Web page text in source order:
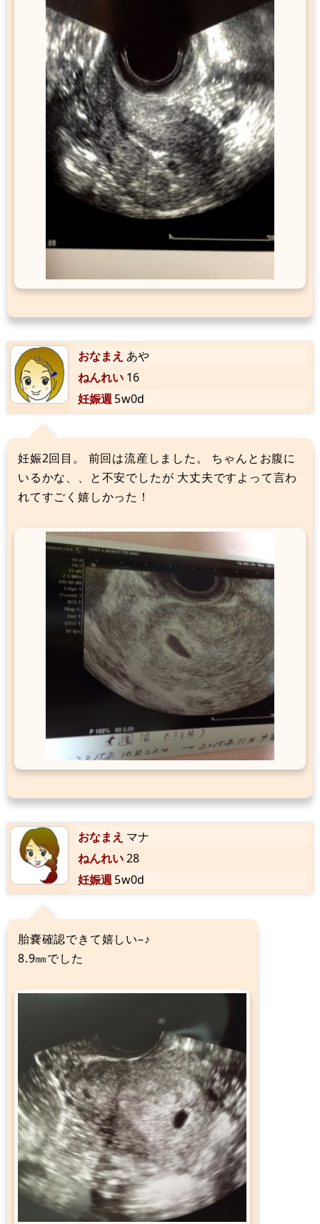
おなまえ あや
ねんれい 16
妊娠週5w0d
妊娠2回目。 前回は流産しました。 ちゃんとお腹に
いるかな、、と不安でしたが 大丈夫ですよって言わ
れてすごく嬉しかった！
おなまえ マナ
ねんれい28
妊娠週5w0d
胎嚢確認できて嬉しい–♪
8.9㎜でした